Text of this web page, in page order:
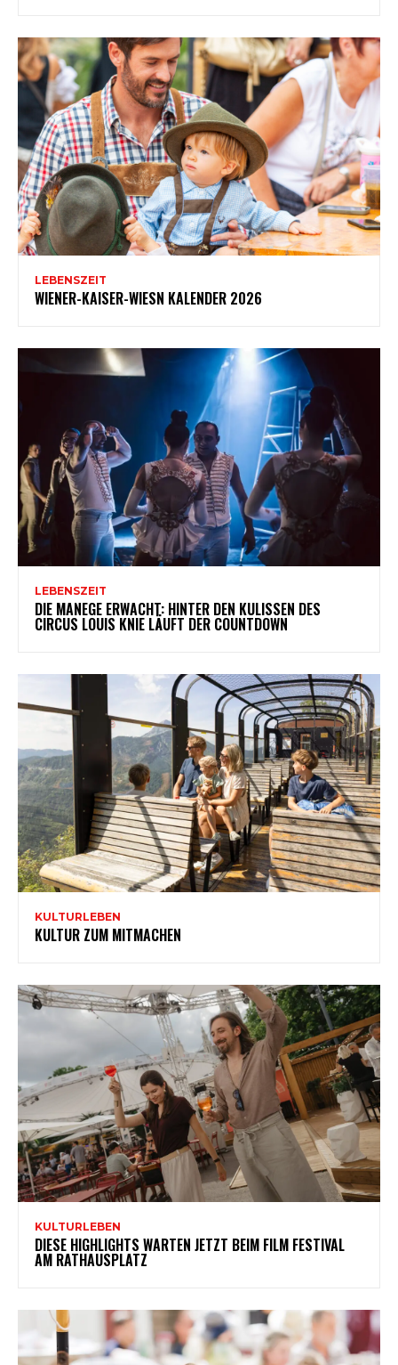
LEBENSZEIT
WIENER-KAISER-WIESN KALENDER 2026
LEBENSZEIT
DIE MANEGE ERWACHT: HINTER DEN KULISSEN DES
CIRCUS LOUIS KNIE LÄUFT DER COUNTDOWN
KULTURLEBEN
KULTUR ZUM MITMACHEN
KULTURLEBEN
DIESE HIGHLIGHTS WARTEN JETZT BEIM FILM FESTIVAL
AM RATHAUSPLATZ